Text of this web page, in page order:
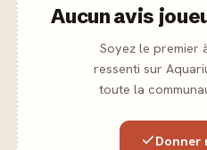
Aucun avis
Soyez le premier
ressenti sur
toute la
Donner